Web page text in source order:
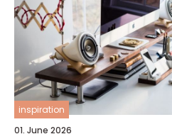
inspiration
01. June 2026